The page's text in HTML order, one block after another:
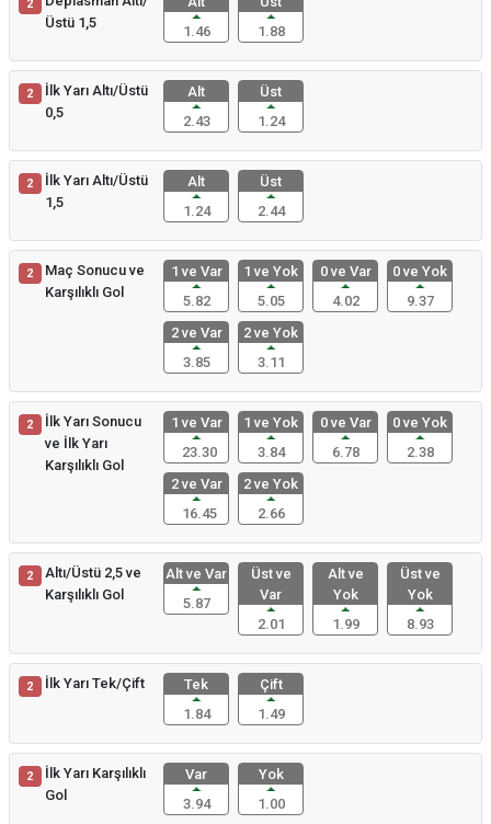
2
Üstü 1,5
1.46
1.88
2
İlk Yarı Altı/Üstü
0,5
Alt
2.43
Üst
1.24
2
İlk Yarı Altı/Üstü
1,5
Alt
1.24
Üst
2.44
2
Maç Sonucu ve
Karşılıklı Gol
1 ve Var
5.82
1 ve Yok
5.05
0 ve Var
4.02
0 ve Yok
9.37
2 ve Var
3.85
2 ve Yok
3.11
2
İlk Yarı Sonucu
ve İlk Yarı
Karşılıklı Gol
1 ve Var
23.30
1 ve Yok
3.84
0 ve Var
6.78
0 ve Yok
2.38
2 ve Var
16.45
2 ve Yok
2.66
2
Altı/Üstü 2,5 ve
Karşılıklı Gol
Alt ve Var
5.87
Üst ve
Var
2.01
Alt ve
Yok
1.99
Üst ve
Yok
8.93
2 İlk Yarı Tek/Çift
Tek
1.84
Çift
1.49
2
İlk Yarı Karşılıklı
Gol
Var
3.94
Yok
1.00